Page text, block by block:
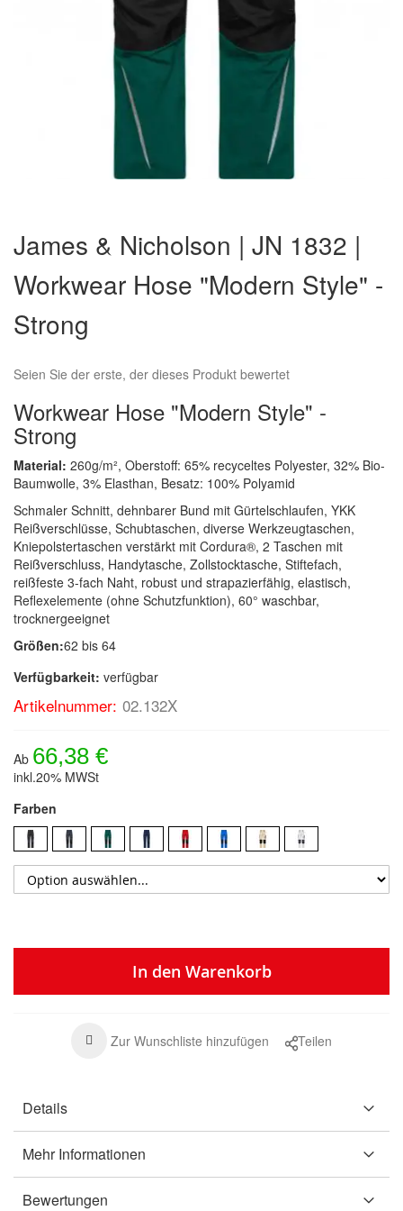
der
Bildergalerie
springen
James & Nicholson | JN 1832 |
Workwear Hose "Modern Style" -
Strong
Seien Sie der erste, der dieses Produkt bewertet
Workwear Hose "Modern Style" -
Strong
Material: 260g/m², Oberstoff: 65% recyceltes Polyester, 32% Bio-
Baumwolle, 3% Elasthan, Besatz: 100% Polyamid
Schmaler Schnitt, dehnbarer Bund mit Gürtelschlaufen, YKK
Reißverschlüsse, Schubtaschen, diverse Werkzeugtaschen,
Kniepolstertaschen verstärkt mit Cordura®, 2 Taschen mit
Reißverschluss, Handytasche, Zollstocktasche, Stiftefach,
reißfeste 3-fach Naht, robust und strapazierfähig, elastisch,
Reflexelemente (ohne Schutzfunktion), 60° waschbar,
trocknergeeignet
Größen:62 bis 64
Verfügbarkeit: verfügbar
Artikelnummer: 02.132X
Ab 66,38 €
inkl.20% MWSt
Farben
In den Warenkorb
Zur Wunschliste hinzufügen Teilen
Details
Mehr Informationen
Bewertungen